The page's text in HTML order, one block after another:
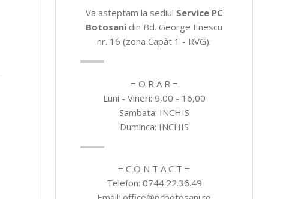
Va asteptam la sediul Service PC
Botosani din Bd. George Enescu
nr. 16 (zona Capăt 1 - RVG).
= O R A R =
Luni - Vineri: 9,00 - 16,00
Sambata: INCHIS
Duminca: INCHIS
= C O N T A C T =
Telefon: 0744.22.36.49